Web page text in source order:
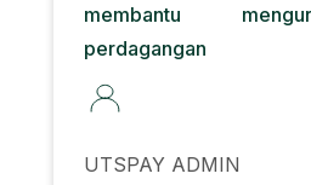
membantu
perdagangan
UTSPAY ADMIN